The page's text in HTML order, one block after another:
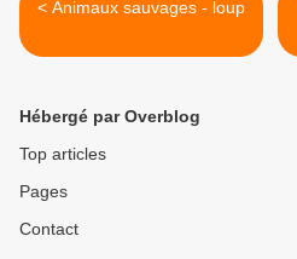
< Animaux sauvages - loup
Hébergé par Overblog
Top articles
Pages
Contact